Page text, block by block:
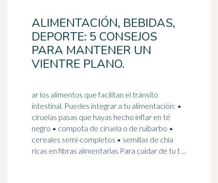
ALIMENTACIÓN, BEBIDAS,
DEPORTE: 5 CONSEJOS
PARA MANTENER UN
VIENTRE PLANO.
ar los alimentos que facilitan el tránsito
intestinal. Puedes integrar a tu alimentación: •
ciruelas pasas que hayas hecho inflar en té
negro • compota de ciruela o de ruibarbo
cereales semi-completos • semillas de chía
ricas en fibras alimentarias Para cuidar de tu t ...